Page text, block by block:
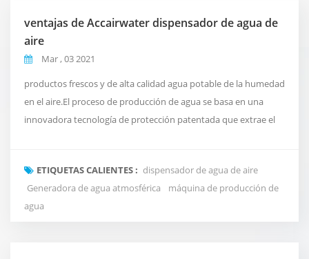
ventajas de Accairwater dispensador de agua de
aire
Mar , 03 2021
productos frescos y de alta calidad agua potable de la humedad
en el aire.El proceso de producción de agua se basa en una
innovadora tecnología de protección patentada que extrae el
cercanos, la capacidad de producción diaria es de hasta 6
galones. no es necesario conectar el dispositiv...
ETIQUETAS CALIENTES : dispensador de agua de aire
Generadora de agua atmosférica
máquina de producción de
agua